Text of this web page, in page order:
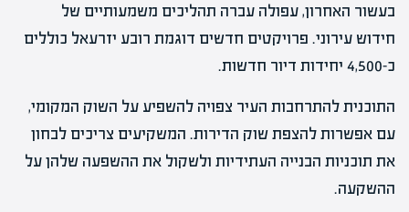
בעשור האחרון, עפולה עברה תהליכים משמעותיים של
חידוש עירוני. פרויקטים חדשים דוגמת רובע יזרעאל כוללים
כ-4,500 יחידות דיור חדשות.
התוכנית להתרחבות העיר צפויה להשפיע על השוק המקומי,
עם אפשרות להצפת שוק הדירות. המשקיעים צריכים לבחון
את תוכניות הבנייה העתידיות ולשקול את ההשפעה שלהן על
ההשקעה.